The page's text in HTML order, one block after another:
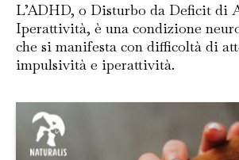
L’ADHD, o Disturbo da Deficit di
Iperattività, è una condizione
che si manifesta con difficoltà di
impulsività e iperattività.